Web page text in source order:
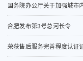
国务院办公厅关于加强城市
合肥发布第3号总河长令
荣获售后服务完善程度认证